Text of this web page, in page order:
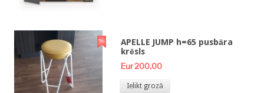
APELLE JUMP h=65 pusbāra
krēsls
Eur 200,00
Ielikt grozā